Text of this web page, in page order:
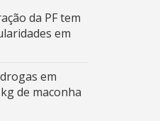
da PF tem
em
em
de maconha